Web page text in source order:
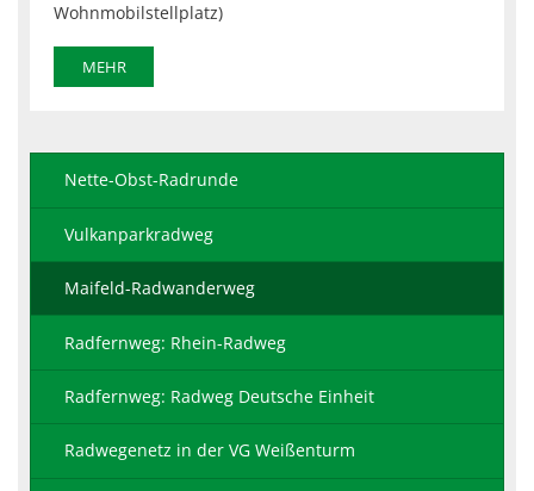
Wohnmobilstellplatz)
MEHR
Nette-Obst-Radrunde
Vulkanparkradweg
Maifeld-Radwanderweg
Radfernweg: Rhein-Radweg
Radfernweg: Radweg Deutsche Einheit
Radwegenetz in der VG Weißenturm